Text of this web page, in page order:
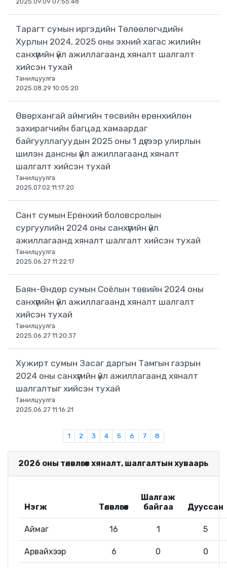
Тарагт сумын иргэдийн Төлөөлөгчдийн
Хурлын 2024, 2025 оны эхний хагас жилийн
санхүүгийн үйл ажиллагаанд хяналт шалгалт
хийсэн тухай
Танилцуулга
2025.08.29 10:05:20
Өвөрхангай аймгийн төсвийн ерөнхийлөн
захирагчийн багцад хамаардаг
байгууллагуудын 2025 оны 1 дүгээр улирлын
шилэн дансны үйл ажиллагаанд хяналт
шалгалт хийсэн тухай
Танилцуулга
2025.07.02 11:17:20
Сант сумын Ерөнхий боловсролын
сургуулийн 2024 оны санхүүгийн үйл
ажиллагаанд хяналт шалгалт хийсэн тухай
Танилцуулга
2025.06.27 11:22:17
Баян-Өндөр сумын Соёлын төвийн 2024 оны
санхүүгийн үйл ажиллагаанд хяналт шалгалт
хийсэн тухай
Танилцуулга
2025.06.27 11:20:37
Хужирт сумын Засаг даргын Тамгын газрын
2024 оны санхүүгийн үйл ажиллагаанд хяналт
шалгалтыг хийсэн тухай
Танилцуулга
2025.06.27 11:16:21
1 2 3 4 5 6 7 8
2026 оны төлөвлөгөөт хяналт, шалгалтын хуваарь
Нэгж Төлөвлөгөөт
Шалгаж
байгаа
Дууссан
Аймаг 16 1 5
Арвайхээр 6 0 0